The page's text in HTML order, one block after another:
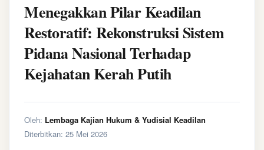
Menegakkan Pilar Keadilan
Restoratif: Rekonstruksi Sistem
Pidana Nasional Terhadap
Kejahatan Kerah Putih
Oleh: Lembaga Kajian Hukum & Yudisial Keadilan
Diterbitkan: 25 Mei 2026